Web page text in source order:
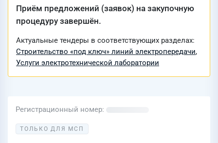
Приём предложений (заявок) на закупочную
процедуру завершён.
Актуальные тендеры в соответствующих разделах:
Строительство «под ключ» линий электропередачи,
Услуги электротехнической лаборатории
Регистрационный номер
ТОЛЬКО ДЛЯ МСП